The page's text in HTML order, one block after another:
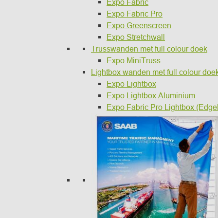
Expo Fabric
Expo Fabric Pro
Expo Greenscreen
Expo Stretchwall
Trusswanden met full colour doek
Expo MiniTruss
Lightbox wanden met full colour
Expo Lightbox
Expo Lightbox Aluminium
Expo Fabric Pro Lightbox